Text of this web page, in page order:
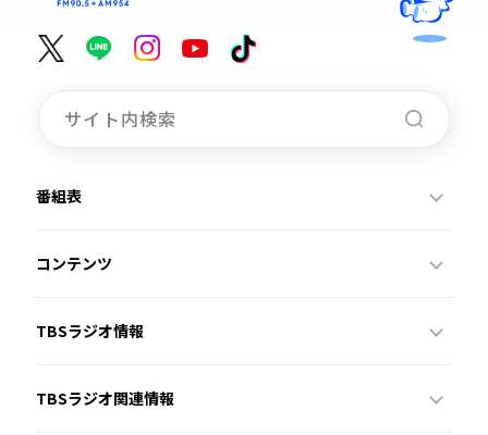
番組表
コンテンツ
TBSラジオ情報
TBSラジオ関連情報